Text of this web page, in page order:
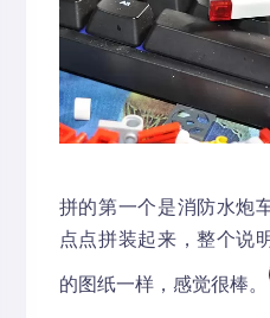
拼的第一个是消防水炮
点点拼装起来，整个说
的图纸一样，感觉很棒。